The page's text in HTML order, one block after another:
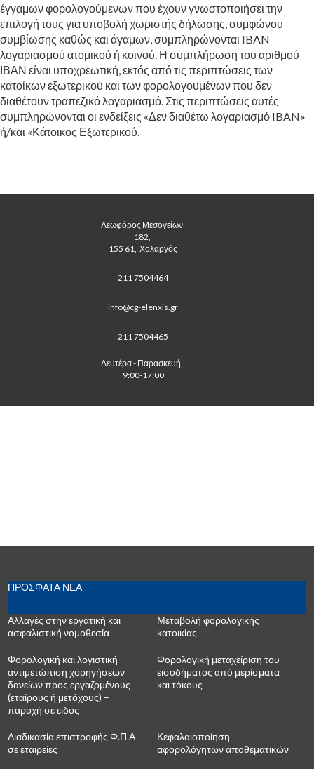
έγγαμων φορολογούμενων που έχουν γνωστοποιήσει την
επιλογή τους για υποβολή χωριστής δήλωσης, συμφώνου
συμβίωσης καθώς και άγαμων, συμπληρώνονται IBAN
λογαριασμού ατομικού ή κοινού. Η συμπλήρωση του αριθμού
ΙΒΑΝ είναι υποχρεωτική, εκτός από τις περιπτώσεις των
κατοίκων εξωτερικού και των φορολογουμένων που δεν
διαθέτουν τραπεζικό λογαριασμό. Στις περιπτώσεις αυτές
συμπληρώνονται οι ενδείξεις «Δεν διαθέτω λογαριασμό IBAN»
ή/και «Κάτοικος Εξωτερικού.
Λεωφόρος Μεσογείων
182,
155 61,  Χολαργός
211 7504464
info@cg-elenxis.gr
211 7504465
Δευτέρα - Παρασκευή,
9:00-17:00
ΠΡΟΣΦΑΤΑ ΝΕΑ
Αλλαγές στην εργατική και
ασφαλιστική νομοθεσία
Μεταβολή φορολογικής
κατοικίας
Φορολογική και λογιστική
αντιμετώπιση χορηγήσεων
δανείων προς εργαζομένους
(εταίρους ή μετόχους) –
παροχή σε είδος
Φορολογική μεταχείριση του
εισοδήματος από μερίσματα
και τόκους
Διαδικασία επιστροφής Φ.Π.Α
σε εταιρείες
Κεφαλαιοποίηση
αφορολόγητων αποθεματικών